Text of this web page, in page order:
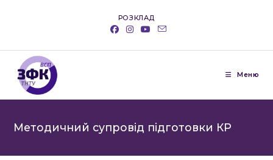
РОЗКЛАД
Меню
Методичний супровід підготовки КР